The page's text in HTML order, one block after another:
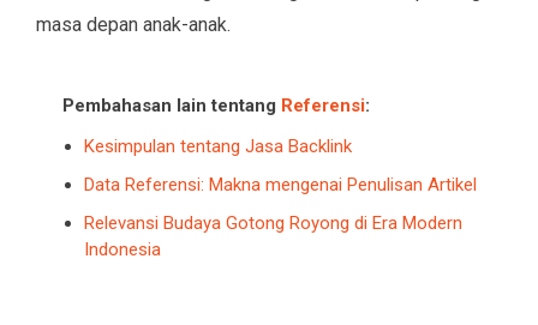
masa depan anak-anak.
Pembahasan lain tentang Referensi:
Kesimpulan tentang Jasa Backlink
Data Referensi: Makna mengenai Penulisan Artikel
Relevansi Budaya Gotong Royong di Era Modern
Indonesia